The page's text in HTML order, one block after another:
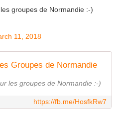
groupes de Normandie :-)
11, 2018
Groupes de Normandie
les groupes de Normandie :-)
https://fb.me/HosfkRw7